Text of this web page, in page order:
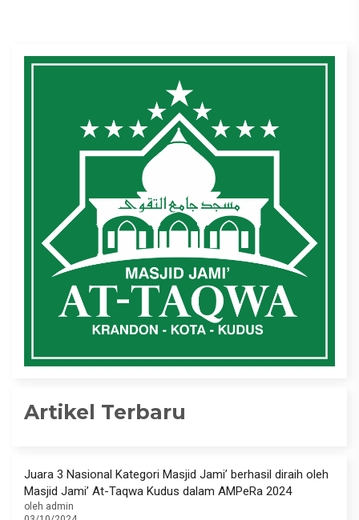
Artikel Terbaru
Juara 3 Nasional Kategori Masjid Jami’ berhasil diraih oleh
Masjid Jami’ At-Taqwa Kudus dalam AMPeRa 2024
oleh admin